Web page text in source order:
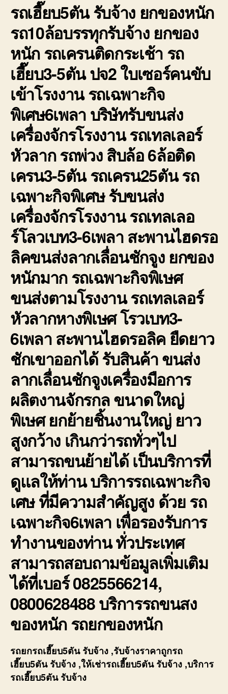
หนัก
ขึ้น
รถเฮี๊ยบ5ตัน รับจ้าง ยกของหนัก
รถ10ล้อบรรทุกรับจ้าง ยกของ
หนัก รถเครนติดกระเช้า รถ
เฮี๊ยบ3-5ตัน ปจ2 ใบเซอร์คนขับ
เข้าโรงงาน รถเฉพาะกิจ
พิเศษ6เพลา บริษัทรับขนส่ง
เครื่องจักรโรงงาน รถเทลเลอร์
หัวลาก รถพ่วง สิบล้อ 6ล้อติด
เครน3-5ตัน รถเครน25ตัน รถ
เฉพาะกิจพิเศษ รับขนส่ง
เครื่องจักรโรงงาน รถเทลเลอ
ร์โลวเบท3-6เพลา สะพานไฮดรอ
ลิคขนส่งลากเลื่อนชักจูง ยกของ
หนักมาก รถเฉพาะกิจพิเษศ
ขนส่งตามโรงงาน รถเทลเลอร์
หัวลากหางพิเษศ โรวเบท3-
6เพลา สะพานไฮดรอลิค ยืดยาว
ชักเขาออกได้ รับสินค้า ขนส่ง
ลากเลื่อนชักจูงเครื่องมือการ
ผลิตงานจักรกล ขนาดใหญ่
พิเษศ ยกย้ายชิ้นงานใหญ่ ยาว
สูงกว้าง เกินกว่ารถทั่วๆไป
สามารถขนย้ายได้ เป็นบริการที่
ดูแลให้ท่าน บริการรถเฉพาะกิจ
เศษ ที่มีความสำคัญสูง ด้วย รถ
เฉพาะกิจ6เพลา เพื่อรองรับการ
ทำงานของท่าน ทั่วประเทศ
สามารถสอบถามข้อมูลเพิ่มเติม
ได้ที่เบอร์ 0825566214,
0800628488 บริการรถขนสง
ของหนัก รถยกของหนัก
รถยกรถเฮี๊ยบ5ตัน รับจ้าง ,รับจ้างราคาถูกรถ
เฮี๊ยบ5ตัน รับจ้าง ,ให้เช่ารถเฮี๊ยบ5ตัน รับจ้าง ,บริการ
รถเฮี๊ยบ5ตัน รับจ้าง